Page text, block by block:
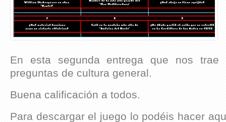
En esta segunda entrega que nos trae
preguntas de cultura general.
Buena calificación a todos.
Para descargar el juego lo podéis hacer